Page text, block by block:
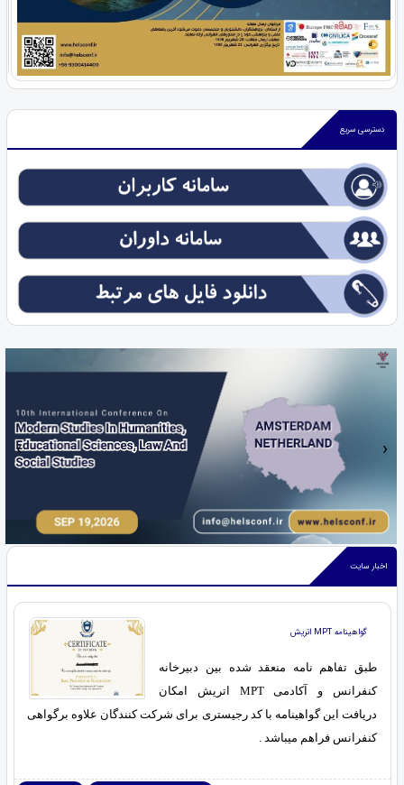
دسترسی سریع
‹ ›
اخبار سایت
گواهینامه MPT اتریش
طبق تفاهم نامه منعقد شده بین دبیرخانه
کنفرانس و آکادمی MPT اتریش امکان
دریافت این گواهینامه با کد رجیستری برای شرکت کنندگان علاوه برگواهی
کنفرانس فراهم میباشد .